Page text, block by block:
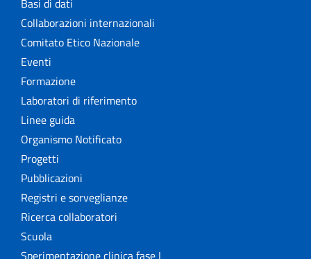
Basi di dati
Collaborazioni internazionali
Comitato Etico Nazionale
Eventi
Formazione
Laboratori di riferimento
Linee guida
Organismo Notificato
Progetti
Pubblicazioni
Registri e sorveglianze
Ricerca collaboratori
Scuola
Sperimentazione clinica fase I